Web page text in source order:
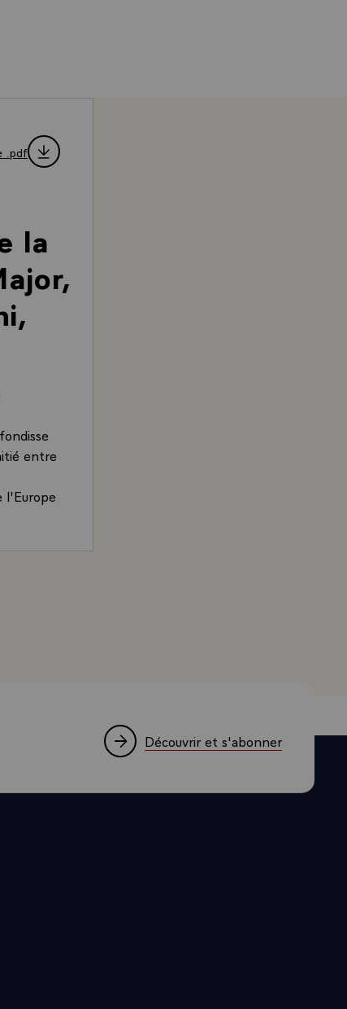
.pdf
la
entre
l'Europe
Mitterrand, Président de la République,
Découvrir et s'abonner